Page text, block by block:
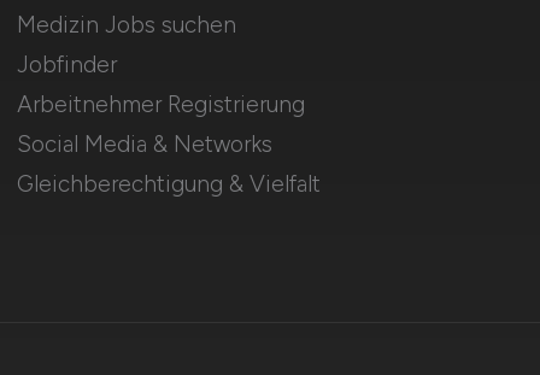
Medizin Jobs suchen
Jobfinder
Arbeitnehmer Registrierung
Social Media & Networks
Gleichberechtigung & Vielfalt